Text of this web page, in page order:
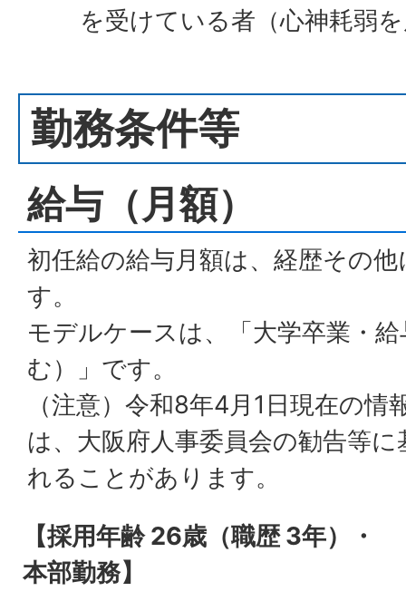
を受けている者（心神耗弱
勤務条件等
給与（月額）
初任給の給与月額は、経歴その
す。
モデルケースは、「大学卒業・
む）」です。
（注意）令和8年4月1日現在の
は、大阪府人事委員会の勧告等
れることがあります。
【採用年齢 26歳（職歴 3年）・
本部勤務】